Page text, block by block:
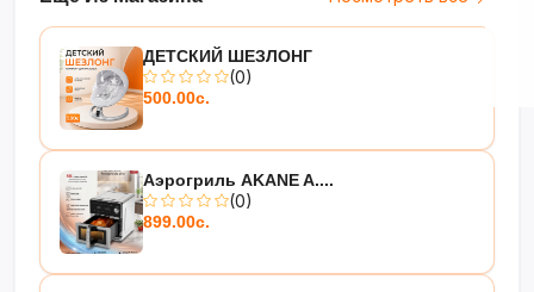
ДЕТСКИЙ ШЕЗЛОНГ
(0)
500.00с.
Аэрогриль AKANE A....
(0)
899.00с.